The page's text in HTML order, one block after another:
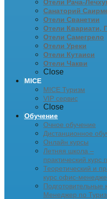
Отели Рача-
Санаторий
Отели Сванетии
Отели Квариати,
Отели Самегрело
Отели Уреки
Отели Кутаиси
Отели Чакви
Close
MICE
MICE Туризм
VIP сервис
Close
Обучение
Очное обучение
Дистанционное
Онлайн курсы
Летняя школа –
практический курс
Теоретический и
курс офис-
Подготовительные
Менеджер по